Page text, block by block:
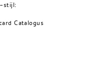
stijl:
Catalogus